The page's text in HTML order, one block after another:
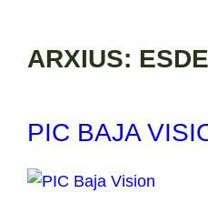
ARXIUS:
PIC BAJA